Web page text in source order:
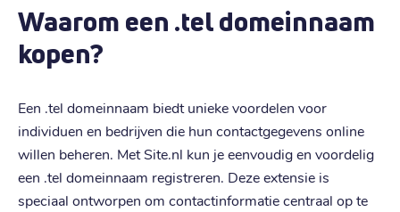
Waarom een .tel domeinnaam
kopen?
Een .tel domeinnaam biedt unieke voordelen voor
individuen en bedrijven die hun contactgegevens online
willen beheren. Met Site.nl kun je eenvoudig en voordelig
een .tel domeinnaam registreren. Deze extensie is
speciaal ontworpen om contactinformatie centraal op te